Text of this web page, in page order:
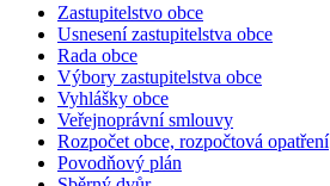
Zastupitelstvo obce
Usnesení zastupitelstva obce
Rada obce
Výbory zastupitelstva obce
Vyhlášky obce
Veřejnoprávní smlouvy
Rozpočet obce, rozpočtová opatření
Povodňový plán